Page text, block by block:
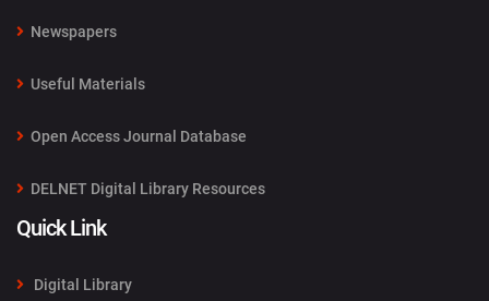
Newspapers
Useful Materials
Open Access Journal Database
DELNET Digital Library Resources
Quick Link
Digital Library